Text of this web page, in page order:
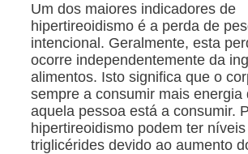
Um dos maiores indicadores de
hipertireoidismo é a perda de
intencional. Geralmente, esta
ocorre independentemente da
alimentos. Isto significa que o
sempre a consumir mais energia
aquela pessoa está a consumir.
hipertireoidismo podem ter
triglicérides devido ao aumento